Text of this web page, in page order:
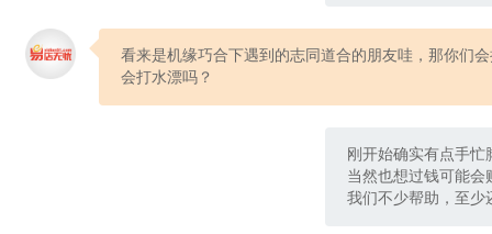
看来是机缘巧合下遇到的志同道合的朋友哇，那你们
会打水漂吗？
刚开始确实有点手
当然也想过钱可能会
我们不少帮助，至少